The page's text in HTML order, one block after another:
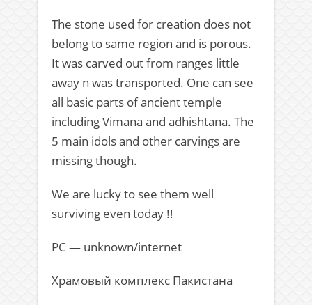
The stone used for creation does not
belong to same region and is porous.
It was carved out from ranges little
away n was transported. One can see
all basic parts of ancient temple
including Vimana and adhishtana. The
5 main idols and other carvings are
missing though.
We are lucky to see them well
surviving even today !!
PC — unknown/internet
Храмовый комплекс Пакистана